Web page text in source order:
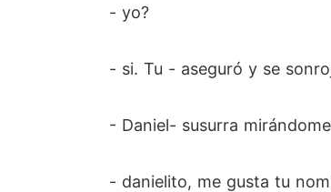
- yo?
- si. Tu - aseguró y se
- Daniel- susurra
- danielito, me gusta tu